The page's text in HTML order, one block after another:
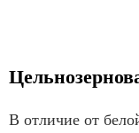
В отличие от